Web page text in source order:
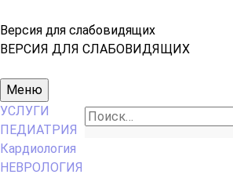
Версия для слабовидящих
ВЕРСИЯ ДЛЯ СЛАБОВИДЯЩИХ
Основное
меню
Меню
Найти:
УСЛУГИ
ПЕДИАТРИЯ
Кардиология
НЕВРОЛОГИЯ